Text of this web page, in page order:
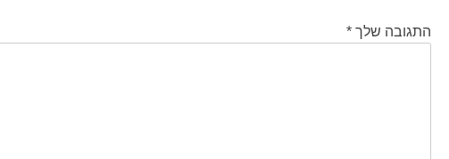
התגובה שלך *